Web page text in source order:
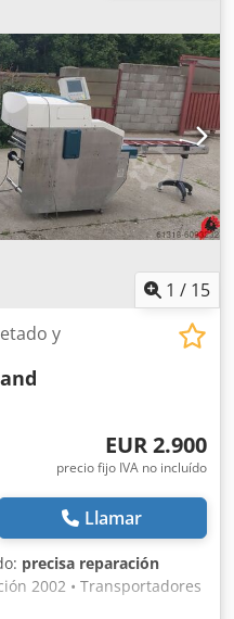
Sistema de extracción y
Es posible una visita
1 / 15
y
EUR 2.900
precio fijo IVA no incluído
Llamar
precisa reparación
2002 • Transportadores
centralizada. •